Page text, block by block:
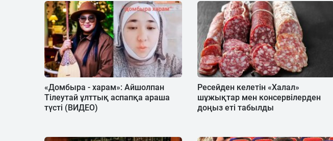
«Домбыра - харам»: Айшолпан
Тілеутай ұлттық аспапқа араша
түсті (ВИДЕО)
Ресейден келетін «Халал»
шұжықтар мен консервілерден
доңыз еті табылды